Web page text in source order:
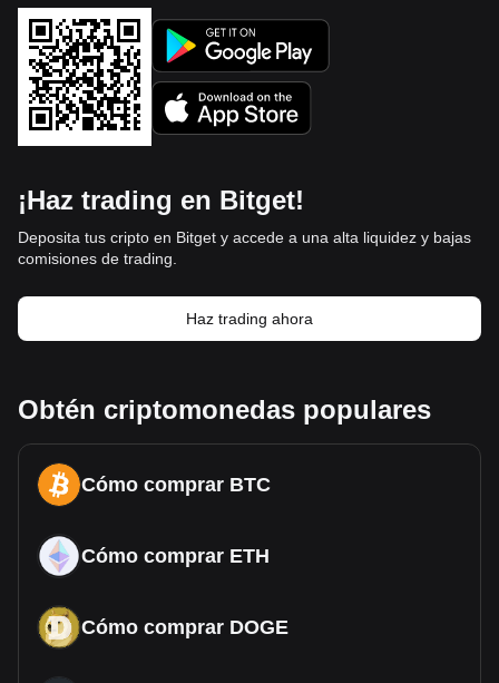
¡Haz trading en Bitget!
Deposita tus cripto en Bitget y accede a una alta liquidez y bajas
comisiones de trading.
Haz trading ahora
Obtén criptomonedas populares
Cómo comprar BTC
Cómo comprar ETH
Cómo comprar DOGE